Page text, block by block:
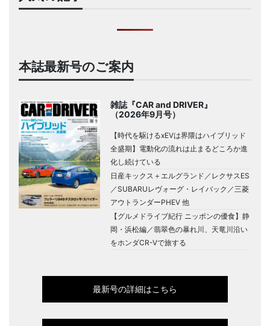
本誌最新号のご案内
雑誌『CAR and DRIVER』
（2026年9月号）
【時代を駆けるxEVは界隈はハイブリッド
全盛期】電動化の流れは止まるどころか進
化し続けている
日産キックス＋エルグランド／レクサスES
／SUBARUレヴォーグ・レイバック／三菱
アウトランダーPHEV 他
【グルメドライブ紀行 ニッポンの優食】静
岡・浜松編／翡翠色の暴れ川、天竜川沿い
をホンダCR-Vで旅する
最新号の詳細はこちら